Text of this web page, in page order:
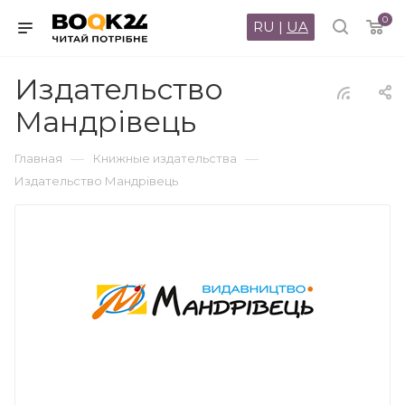
0
RU | UA
Издательство
Мандрівець
Главная — Книжные издательства —
Издательство Мандрівець